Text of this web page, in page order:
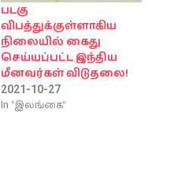
படகு
விபத்துக்குள்ளாகிய
நிலையில் கைது
செய்யப்பட்ட இந்திய
மீனவர்கள் விடுதலை!
2021-10-27
In "இலங்கை"